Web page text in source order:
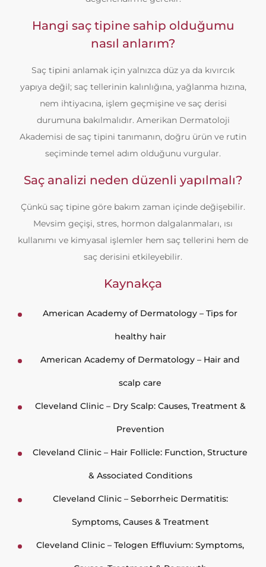
Hangi saç tipine sahip olduğumu
nasıl anlarım?
Saç tipini anlamak için yalnızca düz ya da kıvırcık
yapıya değil; saç tellerinin kalınlığına, yağlanma hızına,
nem ihtiyacına, işlem geçmişine ve saç derisi
durumuna bakılmalıdır. Amerikan Dermatoloji
Akademisi de saç tipini tanımanın, doğru ürün ve rutin
seçiminde temel adım olduğunu vurgular.
Saç analizi neden düzenli yapılmalı?
Çünkü saç tipine göre bakım zaman içinde değişebilir.
Mevsim geçişi, stres, hormon dalgalanmaları, ısı
kullanımı ve kimyasal işlemler hem saç tellerini hem de
saç derisini etkileyebilir.
Kaynakça
American Academy of Dermatology – Tips for
healthy hair
American Academy of Dermatology – Hair and
scalp care
Cleveland Clinic – Dry Scalp: Causes, Treatment &
Prevention
Cleveland Clinic – Hair Follicle: Function, Structure
& Associated Conditions
Cleveland Clinic – Seborrheic Dermatitis:
Symptoms, Causes & Treatment
Cleveland Clinic – Telogen Effluvium: Symptoms,